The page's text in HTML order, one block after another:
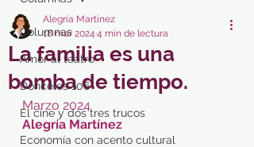
Columnas
Amor al teatro
Donceles 106
El cine y dos tres trucos
Economía con acento cultural
La familia es una
bomba de tiempo.
Alegría Martínez
18 mar 2024 4 min de lectura
Marzo 2024
Alegría Martínez